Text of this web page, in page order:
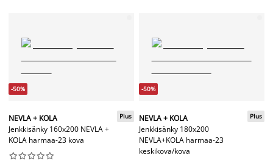
-50%
NEVLA + KOLA
Jenkkisänky 160x200 NEVLA +
KOLA harmaa-23 kova
Plus






-50%
NEVLA + KOLA
Jenkkisänky 180x200
NEVLA+KOLA harmaa-23
keskikova/kova
Plus